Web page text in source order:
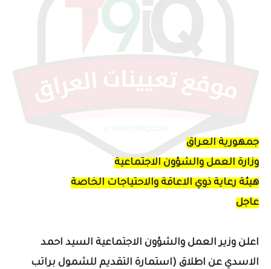
جمهورية العراق
وزارة العمل والشؤون الاجتماعية
هيئة رعاية ذوي الاعاقة والاحتياجات الخاصة
عاجل
اعلن وزير العمل والشؤون الاجتماعية السيد احمد
الاسدي عن اطلاق (استمارة التقديم للشمول براتب